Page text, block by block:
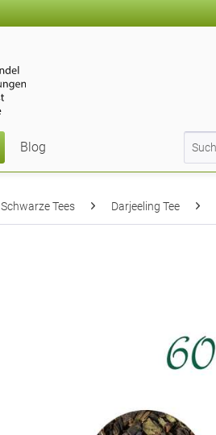
Blog
Schwarze Tees Darjeeling Tee